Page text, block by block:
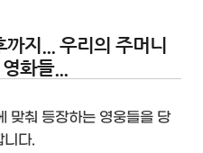
지... 우리의 주머니
화들...
맞춰 등장하는 영웅들을 당
니다.